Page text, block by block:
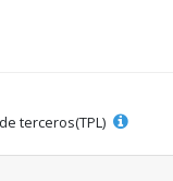
terceros(TPL)